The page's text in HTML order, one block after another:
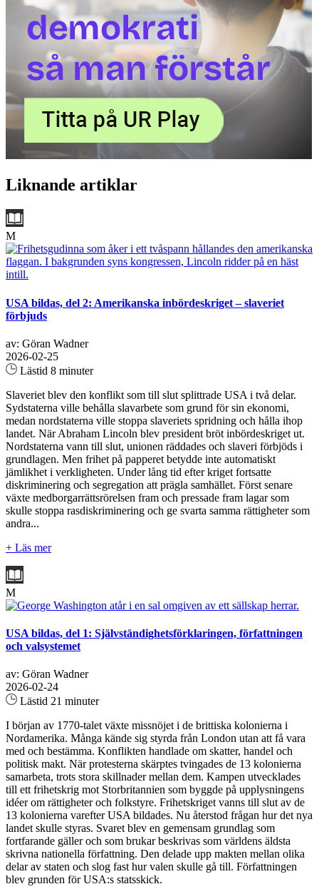
Liknande artiklar
M
USA bildas, del 2: Amerikanska inbördeskriget – slaveriet
förbjuds
av: Göran Wadner
2026-02-25
Lästid 8 minuter
Slaveriet blev den konflikt som till slut splittrade USA i två delar.
Sydstaterna ville behålla slavarbete som grund för sin ekonomi,
medan nordstaterna ville stoppa slaveriets spridning och hålla ihop
landet. När Abraham Lincoln blev president bröt inbördeskriget ut.
Nordstaterna vann till slut, unionen räddades och slaveri förbjöds i
grundlagen. Men frihet på papperet betydde inte automatiskt
jämlikhet i verkligheten. Under lång tid efter kriget fortsatte
diskriminering och segregation att prägla samhället. Först senare
växte medborgarrättsrörelsen fram och pressade fram lagar som
skulle stoppa rasdiskriminering och ge svarta samma rättigheter som
andra...
+ Läs mer
M
USA bildas, del 1: Självständighetsförklaringen, författningen
och valsystemet
av: Göran Wadner
2026-02-24
Lästid 21 minuter
I början av 1770-talet växte missnöjet i de brittiska kolonierna i
Nordamerika. Många kände sig styrda från London utan att få vara
med och bestämma. Konflikten handlade om skatter, handel och
politisk makt. När protesterna skärptes tvingades de 13 kolonierna
samarbeta, trots stora skillnader mellan dem. Kampen utvecklades
till ett frihetskrig mot Storbritannien som byggde på upplysningens
idéer om rättigheter och folkstyre. Frihetskriget vanns till slut av de
13 kolonierna varefter USA bildades. Nu återstod frågan hur det nya
landet skulle styras. Svaret blev en gemensam grundlag som
fortfarande gäller och som brukar beskrivas som världens äldsta
skrivna nationella författning. Den delade upp makten mellan olika
delar av staten och slog fast hur valen skulle gå till. Författningen
blev grunden för USA:s statsskick.